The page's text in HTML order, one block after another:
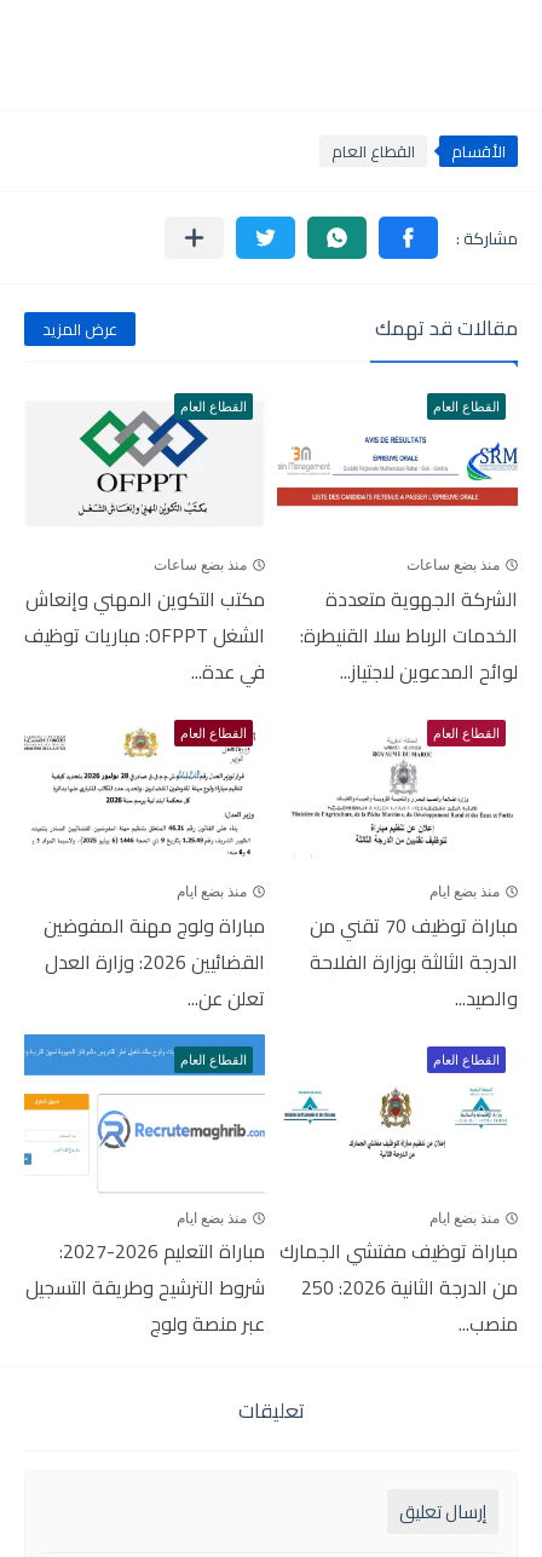
الأقسام القطاع العام
مقالات قد تهمك عرض المزيد
القطاع العام
منذ بضع ساعات
الشركة الجهوية متعددة
الخدمات الرباط سلا القنيطرة:
لوائح المدعوين لاجتياز...
القطاع العام
منذ بضع ساعات
مكتب التكوين المهني وإنعاش
الشغل OFPPT: مباريات توظيف
في عدة...
القطاع العام
منذ بضع ايام
مباراة توظيف 70 تقني من
الدرجة الثالثة بوزارة الفلاحة
والصيد...
القطاع العام
منذ بضع ايام
مباراة ولوج مهنة المفوضين
القضائيين 2026: وزارة العدل
تعلن عن...
القطاع العام
منذ بضع ايام
مباراة توظيف مفتشي الجمارك
من الدرجة الثانية 2026: 250
منصب...
القطاع العام
منذ بضع ايام
مباراة التعليم 2026-2027:
شروط الترشيح وطريقة التسجيل
عبر منصة ولوج
تعليقات
إرسال تعليق